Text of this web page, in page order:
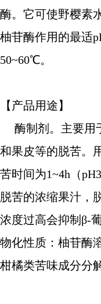
酶。它可使野樱素
柚苷酶作用的最适
50~60℃。
【产品用途】
酶制剂。主要用
和果皮等的脱苦。
苦时间为1~4h（
脱苦的浓缩果汁，
浓度过高会抑制β-
物化性质：柚苷酶
柑橘类苦味成分分